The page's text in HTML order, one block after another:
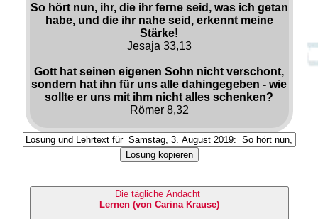
So hört nun, ihr, die ihr ferne seid, was ich getan
habe, und die ihr nahe seid, erkennt meine
Stärke!
Jesaja 33,13
Gott hat seinen eigenen Sohn nicht verschont,
sondern hat ihn für uns alle dahingegeben - wie
sollte er uns mit ihm nicht alles schenken?
Römer 8,32
Losung kopieren
Die tägliche Andacht
Lernen (von Carina Krause)